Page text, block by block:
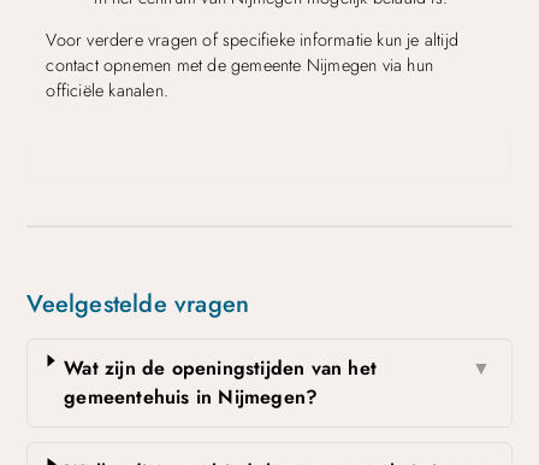
Voor verdere vragen of specifieke informatie kun je altijd
contact opnemen met de gemeente Nijmegen via hun
officiële kanalen.
Veelgestelde vragen
Wat zijn de openingstijden van het
gemeentehuis in Nijmegen?
▼